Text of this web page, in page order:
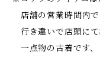
店舗の営業時間内で
行き違いで店頭にて
一点物の古着です、